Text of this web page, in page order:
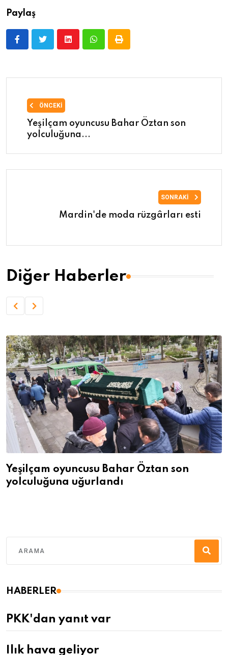
Paylaş
ÖNCEKI
Yeşilçam oyuncusu Bahar Öztan son
yolculuğuna...
SONRAKI
Mardin'de moda rüzgârları esti
Diğer Haberler
Yeşilçam oyuncusu Bahar Öztan son
yolculuğuna uğurlandı
HABERLER
PKK'dan yanıt var
Ilık hava geliyor